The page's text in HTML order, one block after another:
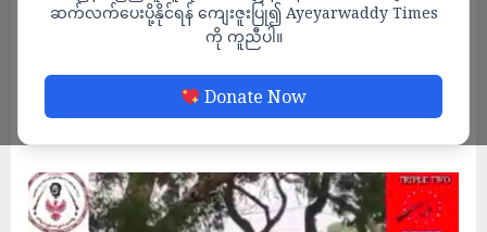
ဆက်လက်ပေးပို့နိုင်ရန် ကျေးဇူးပြု၍ Ayeyarwaddy Times
ကို ကူညီပါ။
Donate Now
ဝမ်ပေါင်ကြေးနီစီမံကိန်းအား လုံခြုံရေးယူနေတဲ့
စစ်ကောင်စီတပ် တိုက်ခိုက်ခံရလို့ ရဲ ၃ ဦး
သေဆုံး
ADMIN DECEMBER 20, 2022